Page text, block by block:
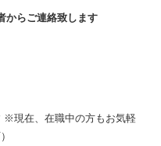
からご連絡致します
※現在、在職中の方もお気軽